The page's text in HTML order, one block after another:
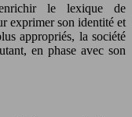
le lexique de
exprimer son identité et
appropriés, la société
en phase avec son